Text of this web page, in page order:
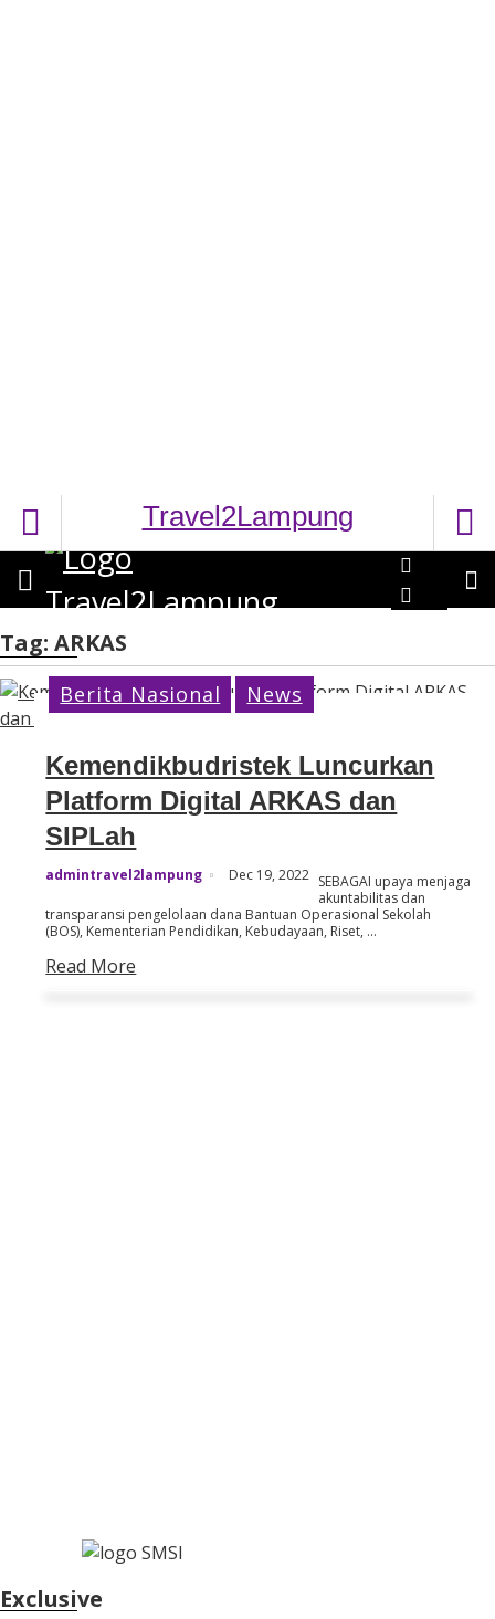
t
o
c
o
n
Travel2Lampung
Tag: ARKAS
Kemendikbudristek Luncurkan
Platform Digital ARKAS dan
SIPLah
admintravel2lampung Dec 19, 2022 SEBAGAI upaya menjaga
akuntabilitas dan
transparansi pengelolaan dana Bantuan Operasional Sekolah
(BOS), Kementerian Pendidikan, Kebudayaan, Riset, …
Read More
Berita Nasional News
Exclusive